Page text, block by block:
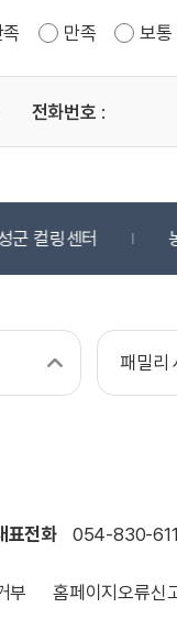
만족 보통
전화번호 :
군 컬링센터
패밀리
표전화 054-830-
부 홈페이지오류신